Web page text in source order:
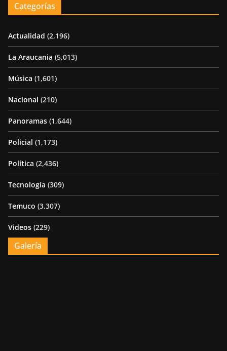
Categorías
Actualidad (2,196)
La Araucania (5,013)
Música (1,601)
Nacional (210)
Panoramas (1,644)
Policial (1,173)
Política (2,436)
Tecnología (309)
Temuco (3,307)
Videos (229)
Galería